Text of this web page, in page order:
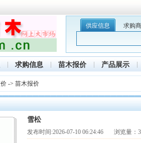
供应信息 求购
求购信息 苗木报价 产品展示
-> 苗木报价
雪松
发布时间:2026-07-10 06:24:46 浏览量：